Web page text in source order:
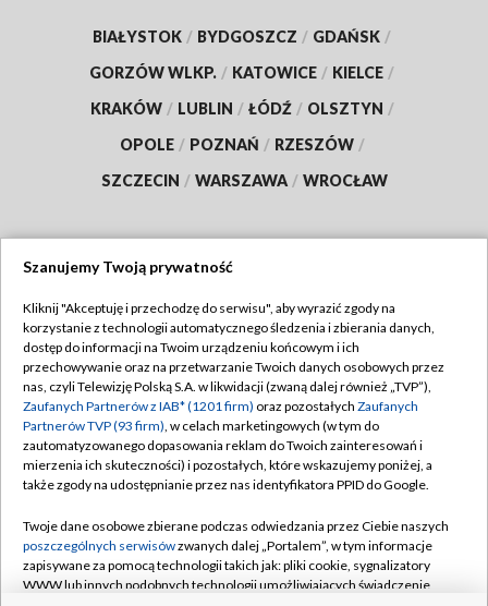
BIAŁYSTOK / BYDGOSZCZ / GDAŃSK /
GORZÓW WLKP. / KATOWICE / KIELCE /
KRAKÓW / LUBLIN / ŁÓDŹ / OLSZTYN /
OPOLE / POZNAŃ / RZESZÓW /
SZCZECIN / WARSZAWA / WROCŁAW
TVP
Abonament TVP
Emisja w TVP
Centrum informacji TVP
Naziemna Telewizja Cyfrowa
Rada Programowa
System NOS
Regulamin TVP
Polityka prywatności
Moje zgody
Pomoc
Kontakt
Szanujemy Twoją prywatność
Kliknij "Akceptuję i przechodzę do serwisu", aby wyrazić zgody na
korzystanie z technologii automatycznego śledzenia i zbierania danych,
dostęp do informacji na Twoim urządzeniu końcowym i ich
przechowywanie oraz na przetwarzanie Twoich danych osobowych przez
nas, czyli Telewizję Polską S.A. w likwidacji (zwaną dalej również „TVP”),
Zaufanych Partnerów z IAB* (1201 firm) oraz pozostałych Zaufanych
Partnerów TVP (93 firm), w celach marketingowych (w tym do
zautomatyzowanego dopasowania reklam do Twoich zainteresowań i
mierzenia ich skuteczności) i pozostałych, które wskazujemy poniżej, a
także zgody na udostępnianie przez nas identyfikatora PPID do Google.
Twoje dane osobowe zbierane podczas odwiedzania przez Ciebie naszych
poszczególnych serwisówzwanych dalej „Portalem”, w tym informacje
zapisywane za pomocą technologii takich jak: pliki cookie, sygnalizatory
WWW lub innych podobnych technologii umożliwiających świadczenie